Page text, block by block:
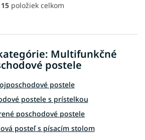
O
á
d
a
c
e
p
r
v
k
y
15 položiek celkom
Multifunkčné
postele
postele
postele s prístelkou
poschodové postele
posteľ s písacím stolom